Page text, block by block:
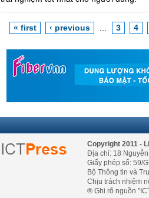
« first ‹ previous 3 4
Copyright 2011 -
Địa chỉ: 18
Giấy phép số: 59/
Bộ Thông tin và
Chịu trách nhiệm
® Ghi rõ nguồn